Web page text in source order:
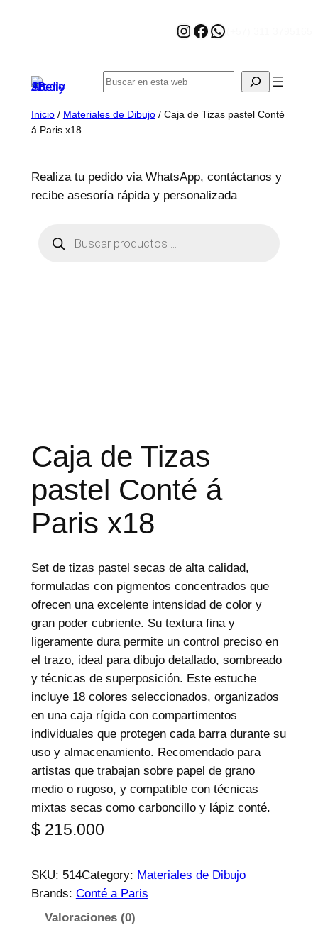
Instagram
Facebook
WhatsApp
Buscar
Inicio/ Materiales de Dibujo/ Caja de Tizas pastel Conté
á Paris x18
Realiza tu pedido via WhatsApp, contáctanos y
recibe asesoría rápida y personalizada
Caja de Tizas
pastel Conté á
Paris x18
Set de tizas pastel secas de alta calidad,
formuladas con pigmentos concentrados que
ofrecen una excelente intensidad de color y
gran poder cubriente. Su textura fina y
ligeramente dura permite un control preciso en
el trazo, ideal para dibujo detallado, sombreado
y técnicas de superposición. Este estuche
incluye 18 colores seleccionados, organizados
en una caja rígida con compartimentos
individuales que protegen cada barra durante su
uso y almacenamiento. Recomendado para
artistas que trabajan sobre papel de grano
medio o rugoso, y compatible con técnicas
mixtas secas como carboncillo y lápiz conté.
$215.000
SKU: 514Category: Materiales de Dibujo
Brands: Conté a Paris
Valoraciones (0)